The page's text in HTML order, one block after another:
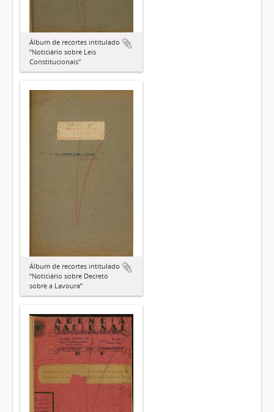
Álbum de recortes intitulado
“Noticiário sobre Leis
Constitucionais"
Álbum de recortes intitulado
“Noticiário sobre Decreto
sobre a Lavoura”